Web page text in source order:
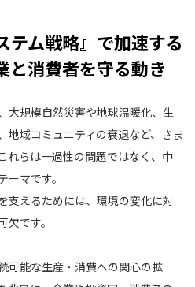
テム戦略』で加速する
と消費者を守る動き
大規模自然災害や地球温暖化、生
域コミュニティの衰退など、 さま
れらは一過性の問題ではなく、中
マです。
支えるためには、環境の変化に対
です。
可能な生産・消費への関心の拡